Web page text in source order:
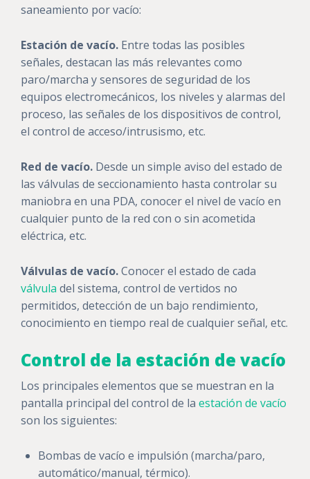
saneamiento por vacío:
Estación de vacío. Entre todas las posibles
señales, destacan las más relevantes como
paro/marcha y sensores de seguridad de los
equipos electromecánicos, los niveles y alarmas del
proceso, las señales de los dispositivos de control,
el control de acceso/intrusismo, etc.
Red de vacío. Desde un simple aviso del estado de
las válvulas de seccionamiento hasta controlar su
maniobra en una PDA, conocer el nivel de vacío en
cualquier punto de la red con o sin acometida
eléctrica, etc.
Válvulas de vacío.Conocer el estado de cada
válvula del sistema, control de vertidos no
permitidos, detección de un bajo rendimiento,
conocimiento en tiempo real de cualquier señal, etc.
Control de la estación de vacío
Los principales elementos que se muestran en la
pantalla principal del control de la estación de vacío
son los siguientes:
Bombas de vacío e impulsión (marcha/paro,
automático/manual, térmico).